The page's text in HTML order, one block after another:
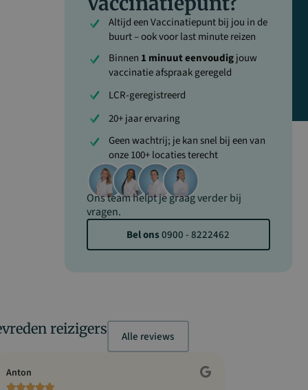
Altijd een Vaccinatiepunt bij jou in de
buurt – ook voor last minute reizen
Binnen 1 minuut eenvoudigjouw
vaccinatie afspraak geregeld
LCR-geregistreerd
20+ jaar ervaring
Geen wachtrij; je kan snel bij een van
onze 100+ locaties terecht
Ons team helpt je graag verder bij
vragen.
Bel ons0900 - 8222462
reizigers Alle reviews
Anton
